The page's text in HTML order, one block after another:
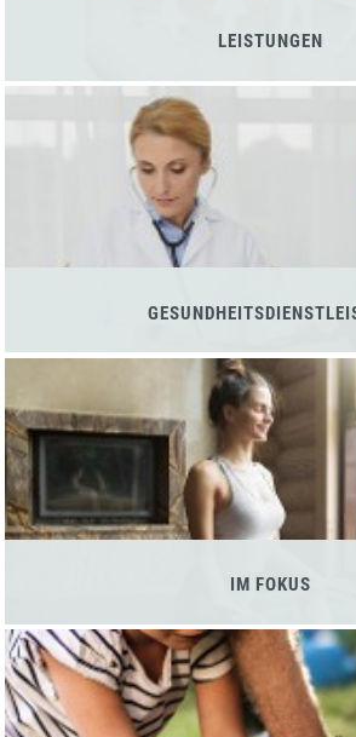
LEISTUNGEN
IM FOKUS